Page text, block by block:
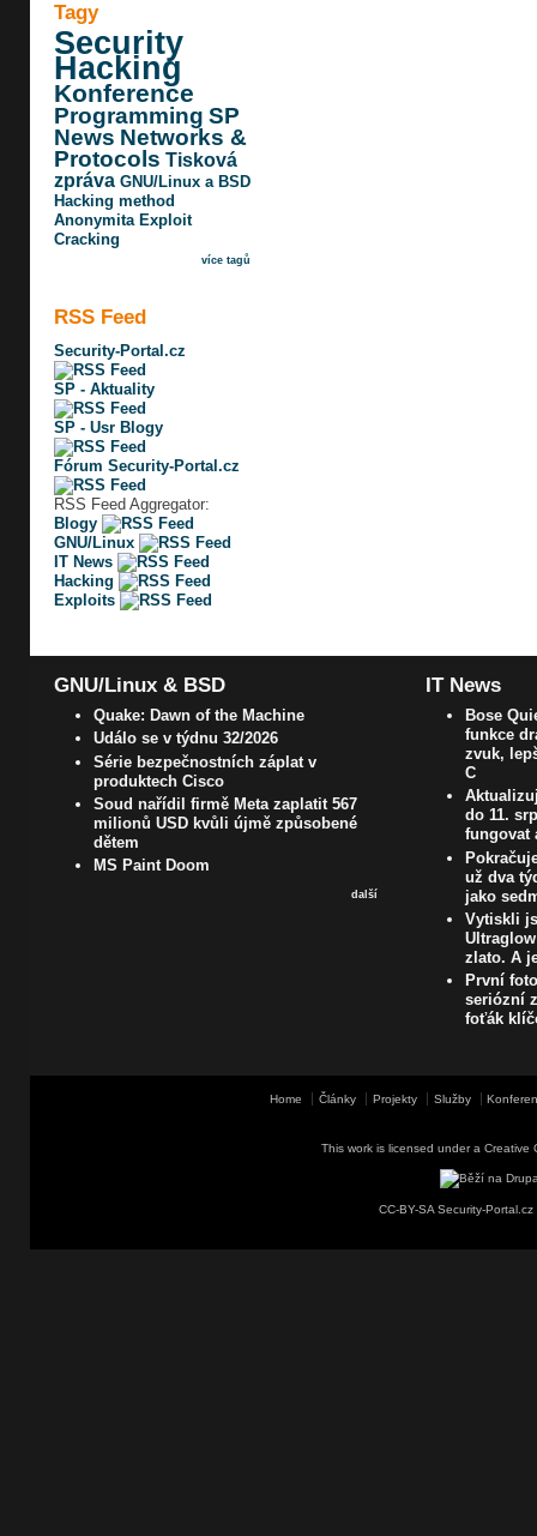
Tagy
Security
Hacking
Konference
Programming SP
News Networks &
Protocols Tisková
zpráva GNU/Linux a BSD
Hacking method
Anonymita Exploit
Cracking
více tagů
RSS Feed
Security-Portal.cz
SP - Aktuality
SP - Usr Blogy
Fórum Security-Portal.cz
RSS Feed Aggregator:
Blogy
GNU/Linux
IT News
Hacking
Exploits
GNU/Linux & BSD
Quake: Dawn of the Machine
Událo se v týdnu 32/2026
Série bezpečnostních záplat v
produktech Cisco
Soud nařídil firmě Meta zaplatit 567
milionů USD kvůli újmě způsobené
dětem
MS Paint Doom
další
IT News
Bose
funkce
zvuk,
C
do 11.
fungovat
už dva
jako
Vytiskli
zlato. A
První
seriózní
foťák
Home Články Projekty Služby
This work is licensed under a Creative
CC-BY-SA Security-